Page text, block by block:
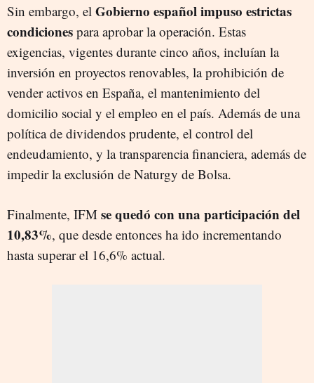
Sin embargo, el Gobierno español impuso estrictas
condiciones para aprobar la operación. Estas
exigencias, vigentes durante cinco años, incluían la
inversión en proyectos renovables, la prohibición de
vender activos en España, el mantenimiento del
domicilio social y el empleo en el país. Además de una
política de dividendos prudente, el control del
endeudamiento, y la transparencia financiera, además de
impedir la exclusión de Naturgy de Bolsa.
Finalmente, IFM se quedó con una participación del
10,83%, que desde entonces ha ido incrementando
hasta superar el 16,6% actual.